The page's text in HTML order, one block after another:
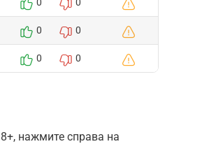
0 0
0 0
нажмите справа на